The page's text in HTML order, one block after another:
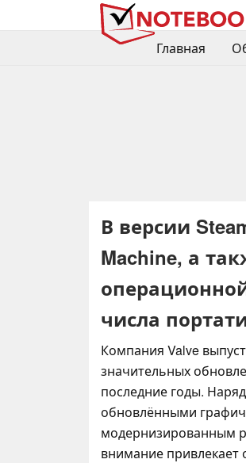
Главная
В версии
Machine, а
числа
Компания Valve
значительных
последние годы.
обновлёнными
модернизированным
внимание привлекает